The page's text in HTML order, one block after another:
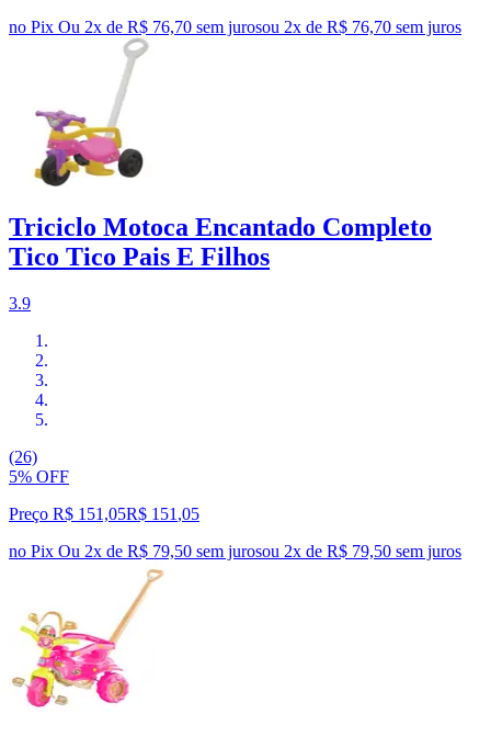
no Pix Ou 2x de R$ 76,70 sem jurosou 2x de R$ 76,70 sem juros
Triciclo Motoca Encantado Completo
Tico Tico Pais E Filhos
3.9
(26)
5% OFF
Preço R$ 151,05R$ 151 ,05
no Pix Ou 2x de R$ 79,50 sem jurosou 2x de R$ 79,50 sem juros